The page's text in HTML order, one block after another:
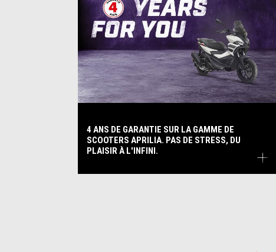
4 ANS DE GARANTIE SUR LA GAMME DE
SCOOTERS APRILIA. PAS DE STRESS, DU
PLAISIR À L'INFINI.